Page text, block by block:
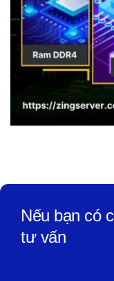
Nếu bạn có
tư vấn